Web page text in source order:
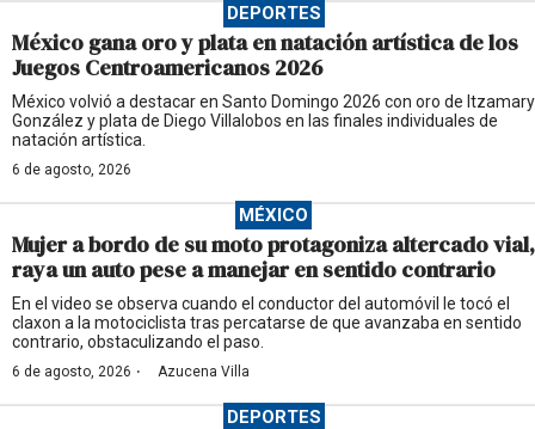
DEPORTES
México gana oro y plata en natación artística de los
Juegos Centroamericanos 2026
México volvió a destacar en Santo Domingo 2026 con oro de Itzamary
González y plata de Diego Villalobos en las finales individuales de
natación artística.
6 de agosto, 2026
MÉXICO
Mujer a bordo de su moto protagoniza altercado vial,
raya un auto pese a manejar en sentido contrario
En el video se observa cuando el conductor del automóvil le tocó el
claxon a la motociclista tras percatarse de que avanzaba en sentido
contrario, obstaculizando el paso.
6 de agosto, 2026 · Azucena Villa
DEPORTES